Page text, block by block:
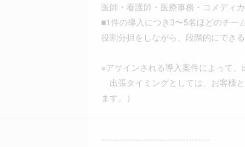
医師・看護師・医療事務・コメディ
■1件の導入につき3〜5名ほどのチー
役割分担をしながら、段階的にでき
※アサインされる導入案件によって、
出張タイミングとしては、お客様
ます。）
------------------------------------